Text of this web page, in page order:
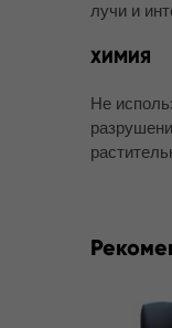
лучи и
ХИМИЯ
Не